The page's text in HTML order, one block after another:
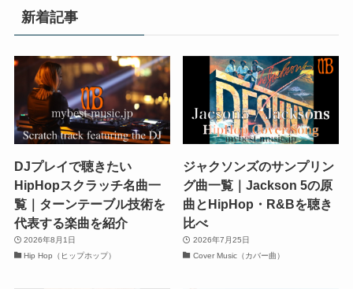
新着記事
DJプレイで聴きたい
HipHopスクラッチ名曲一
覧｜ターンテーブル技術を
代表する楽曲を紹介
2026年8月1日
Hip Hop（ヒップホップ）
ジャクソンズのサンプリン
グ曲一覧｜Jackson 5の原
曲とHipHop・R&Bを聴き
比べ
2026年7月25日
Cover Music（カバー曲）